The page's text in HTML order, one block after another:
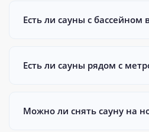
Есть ли сауны с бассейном
Есть ли сауны рядом с
Можно ли снять сауну на